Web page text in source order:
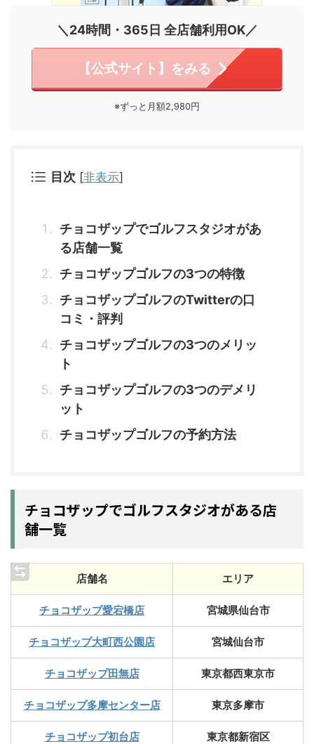
＼24時間・365日 全店舗利用OK／
【公式サイト】をみる
※ずっと月額2,980円
目次 [非表示]
チョコザップでゴルフスタジオがあ
る店舗一覧
チョコザップゴルフの3つの特徴
チョコザップゴルフのTwitterの口
コミ・評判
チョコザップゴルフの3つのメリッ
ト
チョコザップゴルフの3つのデメリ
ット
チョコザップゴルフの予約方法
チョコザップでゴルフスタジオがある店
舗一覧
店舗名 エリア
チョコザップ愛宕橋店 宮城県仙台市
チョコザップ大町西公園店 宮城仙台市
チョコザップ田無店 東京都西東京市
チョコザップ多摩センター店 東京多摩市
チョコザップ初台店 東京都新宿区